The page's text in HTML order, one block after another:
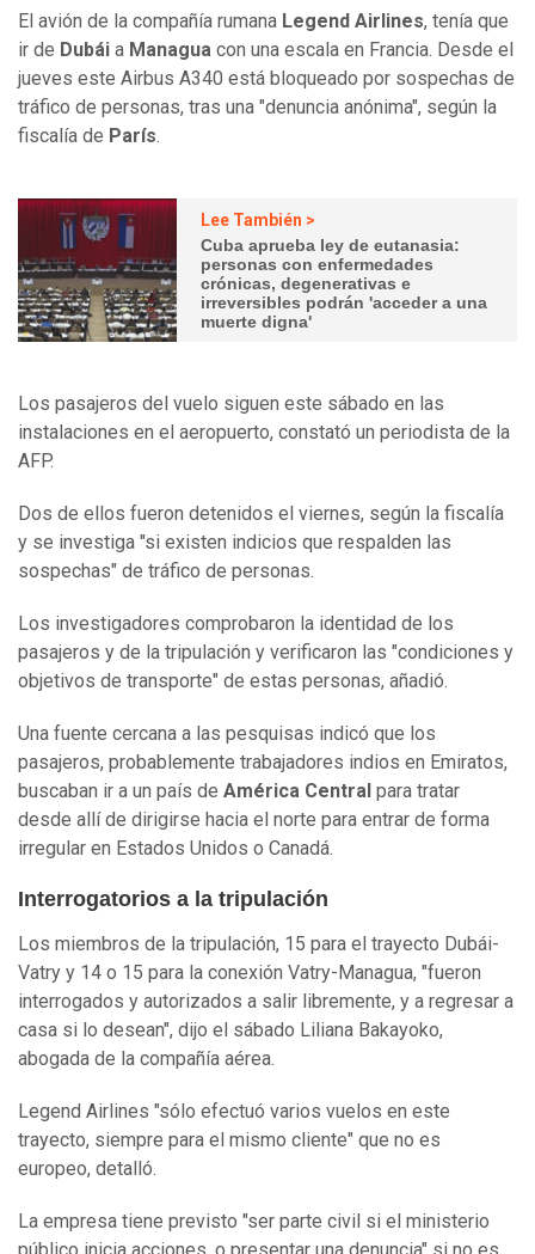
El avión de la compañía rumana Legend Airlines, tenía que
ir de Dubái a Managua con una escala en Francia. Desde el
jueves este Airbus A340 está bloqueado por sospechas de
tráfico de personas, tras una "denuncia anónima", según la
fiscalía de París.
Lee También >
Cuba aprueba ley de eutanasia:
personas con enfermedades
crónicas, degenerativas e
irreversibles podrán 'acceder a una
muerte digna'
Los pasajeros del vuelo siguen este sábado en las
instalaciones en el aeropuerto, constató un periodista de la
AFP.
Dos de ellos fueron detenidos el viernes, según la fiscalía
y se investiga "si existen indicios que respalden las
sospechas" de tráfico de personas.
Los investigadores comprobaron la identidad de los
pasajeros y de la tripulación y verificaron las "condiciones y
objetivos de transporte" de estas personas, añadió.
Una fuente cercana a las pesquisas indicó que los
pasajeros, probablemente trabajadores indios en Emiratos,
buscaban ir a un país de América Central para tratar
desde allí de dirigirse hacia el norte para entrar de forma
irregular en Estados Unidos o Canadá.
Interrogatorios a la tripulación
Los miembros de la tripulación, 15 para el trayecto Dubái-
Vatry y 14 o 15 para la conexión Vatry-Managua, "fueron
interrogados y autorizados a salir libremente, y a regresar a
casa si lo desean", dijo el sábado Liliana Bakayoko,
abogada de la compañía aérea.
Legend Airlines "sólo efectuó varios vuelos en este
trayecto, siempre para el mismo cliente" que no es
europeo, detalló.
La empresa tiene previsto "ser parte civil si el ministerio